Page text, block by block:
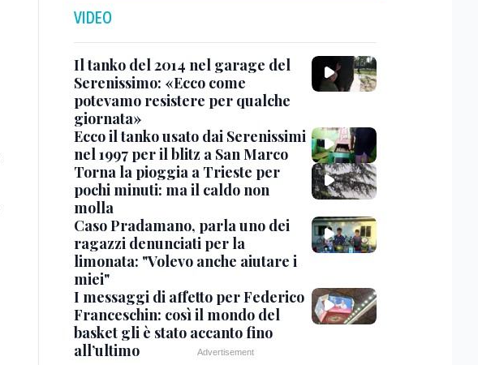
VIDEO
Il tanko del 2014 nel garage del
Serenissimo: «Ecco come
potevamo resistere per qualche
giornata»
Ecco il tanko usato dai Serenissimi
nel 1997 per il blitz a San Marco
Torna la pioggia a Trieste per
pochi minuti: ma il caldo non
molla
Caso Pradamano, parla uno dei
ragazzi denunciati per la
limonata: "Volevo anche aiutare i
miei"
I messaggi di affetto per Federico
Franceschin: così il mondo del
basket gli è stato accanto fino
all’ultimo